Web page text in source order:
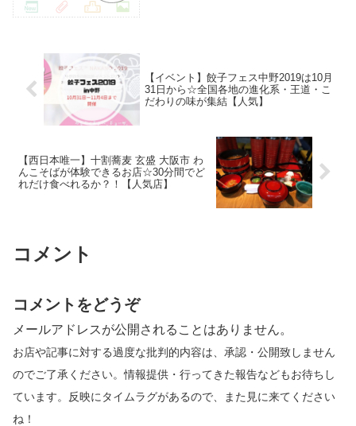
【イベント】餃子フェス中野2019は10月
31日から☆全国各地の進化系・王道・こ
だわりの味が集結【人気】
【西日本唯一】十割蕎麦 玄盛 大阪市 わ
んこそばが体験できるお店☆30分間でど
れだけ食べれるか？！【人気店】
コメント
コメントをどうぞ
メールアドレスが公開されることはありません。
お店や記事に対する過度な批判的内容は、承認・公開致しません
のでご了承ください。情報提供・行ってきた報告などもお待ちし
ています。反映にタイムラグがあるので、また見に来てください
ね！